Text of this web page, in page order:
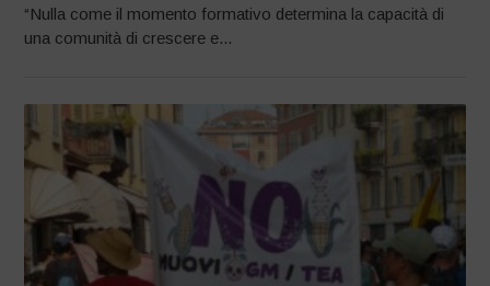
“Nulla come il momento formativo determina la capacità di
una comunità di crescere e...